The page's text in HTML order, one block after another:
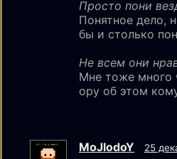
Просто пони
Понятное дело,
бы и столько
Не всем они
Мне тоже много
ору об этом
MoJlodoY 25